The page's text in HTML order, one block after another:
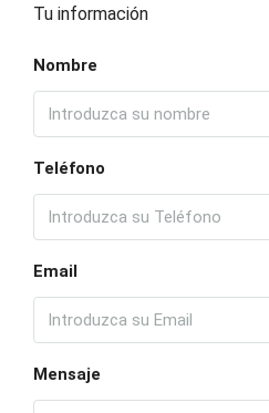
Tu información
Nombre
Teléfono
Email
Mensaje